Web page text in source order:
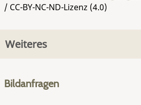
/ CC-BY-NC-ND-Lizenz (4.0)
Weiteres
Bildanfragen